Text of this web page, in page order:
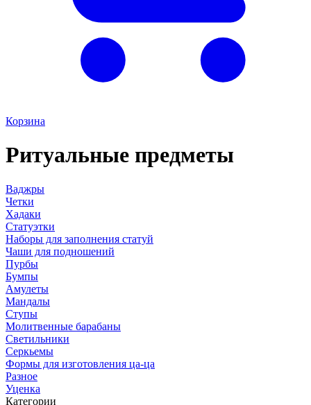
Корзина
Ритуальные предметы
Ваджры
Четки
Хадаки
Статуэтки
Наборы для заполнения статуй
Чаши для подношений
Пурбы
Бумпы
Амулеты
Мандалы
Ступы
Молитвенные барабаны
Светильники
Серкьемы
Формы для изготовления ца-ца
Разное
Уценка
Категории